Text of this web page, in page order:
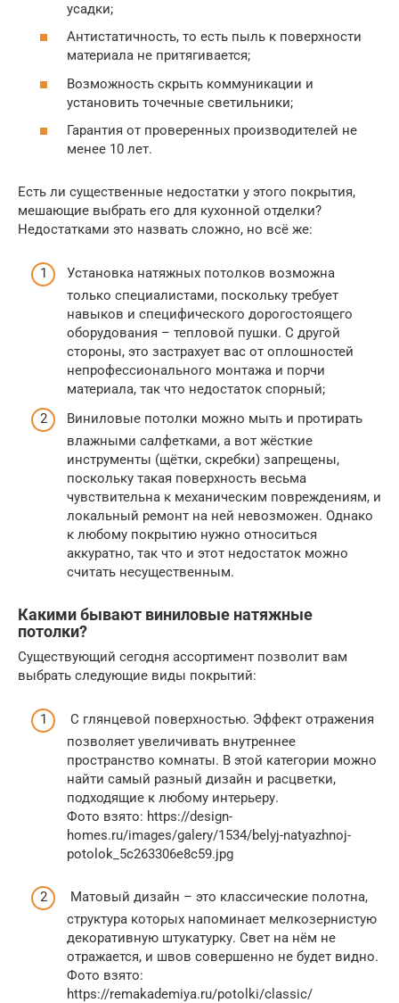
усадки;
Антистатичность, то есть пыль к поверхности
материала не притягивается;
Возможность скрыть коммуникации и
установить точечные светильники;
Гарантия от проверенных производителей не
менее 10 лет.
Есть ли существенные недостатки у этого покрытия,
мешающие выбрать его для кухонной отделки?
Недостатками это назвать сложно, но всё же:
Установка натяжных потолков возможна
только специалистами, поскольку требует
навыков и специфического дорогостоящего
оборудования – тепловой пушки. С другой
стороны, это застрахует вас от оплошностей
непрофессионального монтажа и порчи
материала, так что недостаток спорный;
Виниловые потолки можно мыть и протирать
влажными салфетками, а вот жёсткие
инструменты (щётки, скребки) запрещены,
поскольку такая поверхность весьма
чувствительна к механическим повреждениям, и
локальный ремонт на ней невозможен. Однако
к любому покрытию нужно относиться
аккуратно, так что и этот недостаток можно
считать несущественным.
Какими бывают виниловые натяжные
потолки?
Существующий сегодня ассортимент позволит вам
выбрать следующие виды покрытий:
С глянцевой поверхностью. Эффект отражения
позволяет увеличивать внутреннее
пространство комнаты. В этой категории можно
найти самый разный дизайн и расцветки,
подходящие к любому интерьеру.
Фото взято: https://design-
homes.ru/images/galery/1534/belyj-natyazhnoj-
potolok_5c263306e8c59.jpg
Матовый дизайн – это классические полотна,
структура которых напоминает мелкозернистую
декоративную штукатурку. Свет на нём не
отражается, и швов совершенно не будет видно.
Фото взято:
https://remakademiya.ru/potolki/classic/